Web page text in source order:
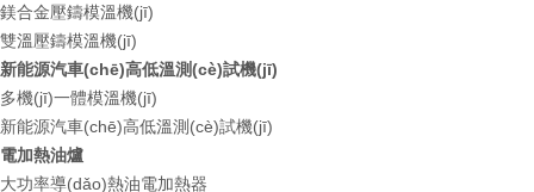
鎂合金壓鑄模溫機(jī)
雙溫壓鑄模溫機(jī)
新能源汽車(chē)高低溫測(cè)試機(jī)
多機(jī)一體模溫機(jī)
新能源汽車(chē)高低溫測(cè)試機(jī)
電加熱油爐
大功率導(dǎo)熱油電加熱器